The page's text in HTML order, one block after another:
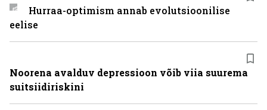
Hurraa-optimism annab evolutsioonilise
eelise
Noorena avalduv depressioon võib viia suurema
suitsiidiriskini